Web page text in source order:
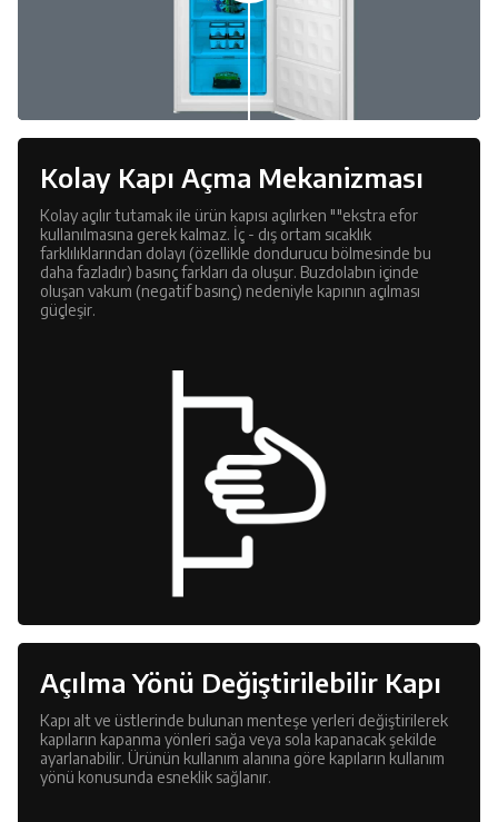
Kolay Kapı Açma Mekanizması
Kolay açılır tutamak ile ürün kapısı açılırken ""ekstra efor
kullanılmasına gerek kalmaz. İç - dış ortam sıcaklık
farklılıklarından dolayı (özellikle dondurucu bölmesinde bu
daha fazladır) basınç farkları da oluşur. Buzdolabın içinde
oluşan vakum (negatif basınç) nedeniyle kapının açılması
güçleşir.
Açılma Yönü Değiştirilebilir Kapı
Kapı alt ve üstlerinde bulunan menteşe yerleri değiştirilerek
kapıların kapanma yönleri sağa veya sola kapanacak şekilde
ayarlanabilir. Ürünün kullanım alanına göre kapıların kullanım
yönü konusunda esneklik sağlanır.